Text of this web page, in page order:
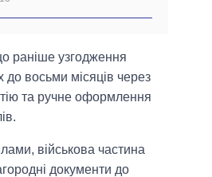
раніше узгодження
до восьми місяців через
та ручне оформлення
військова частина
документи до